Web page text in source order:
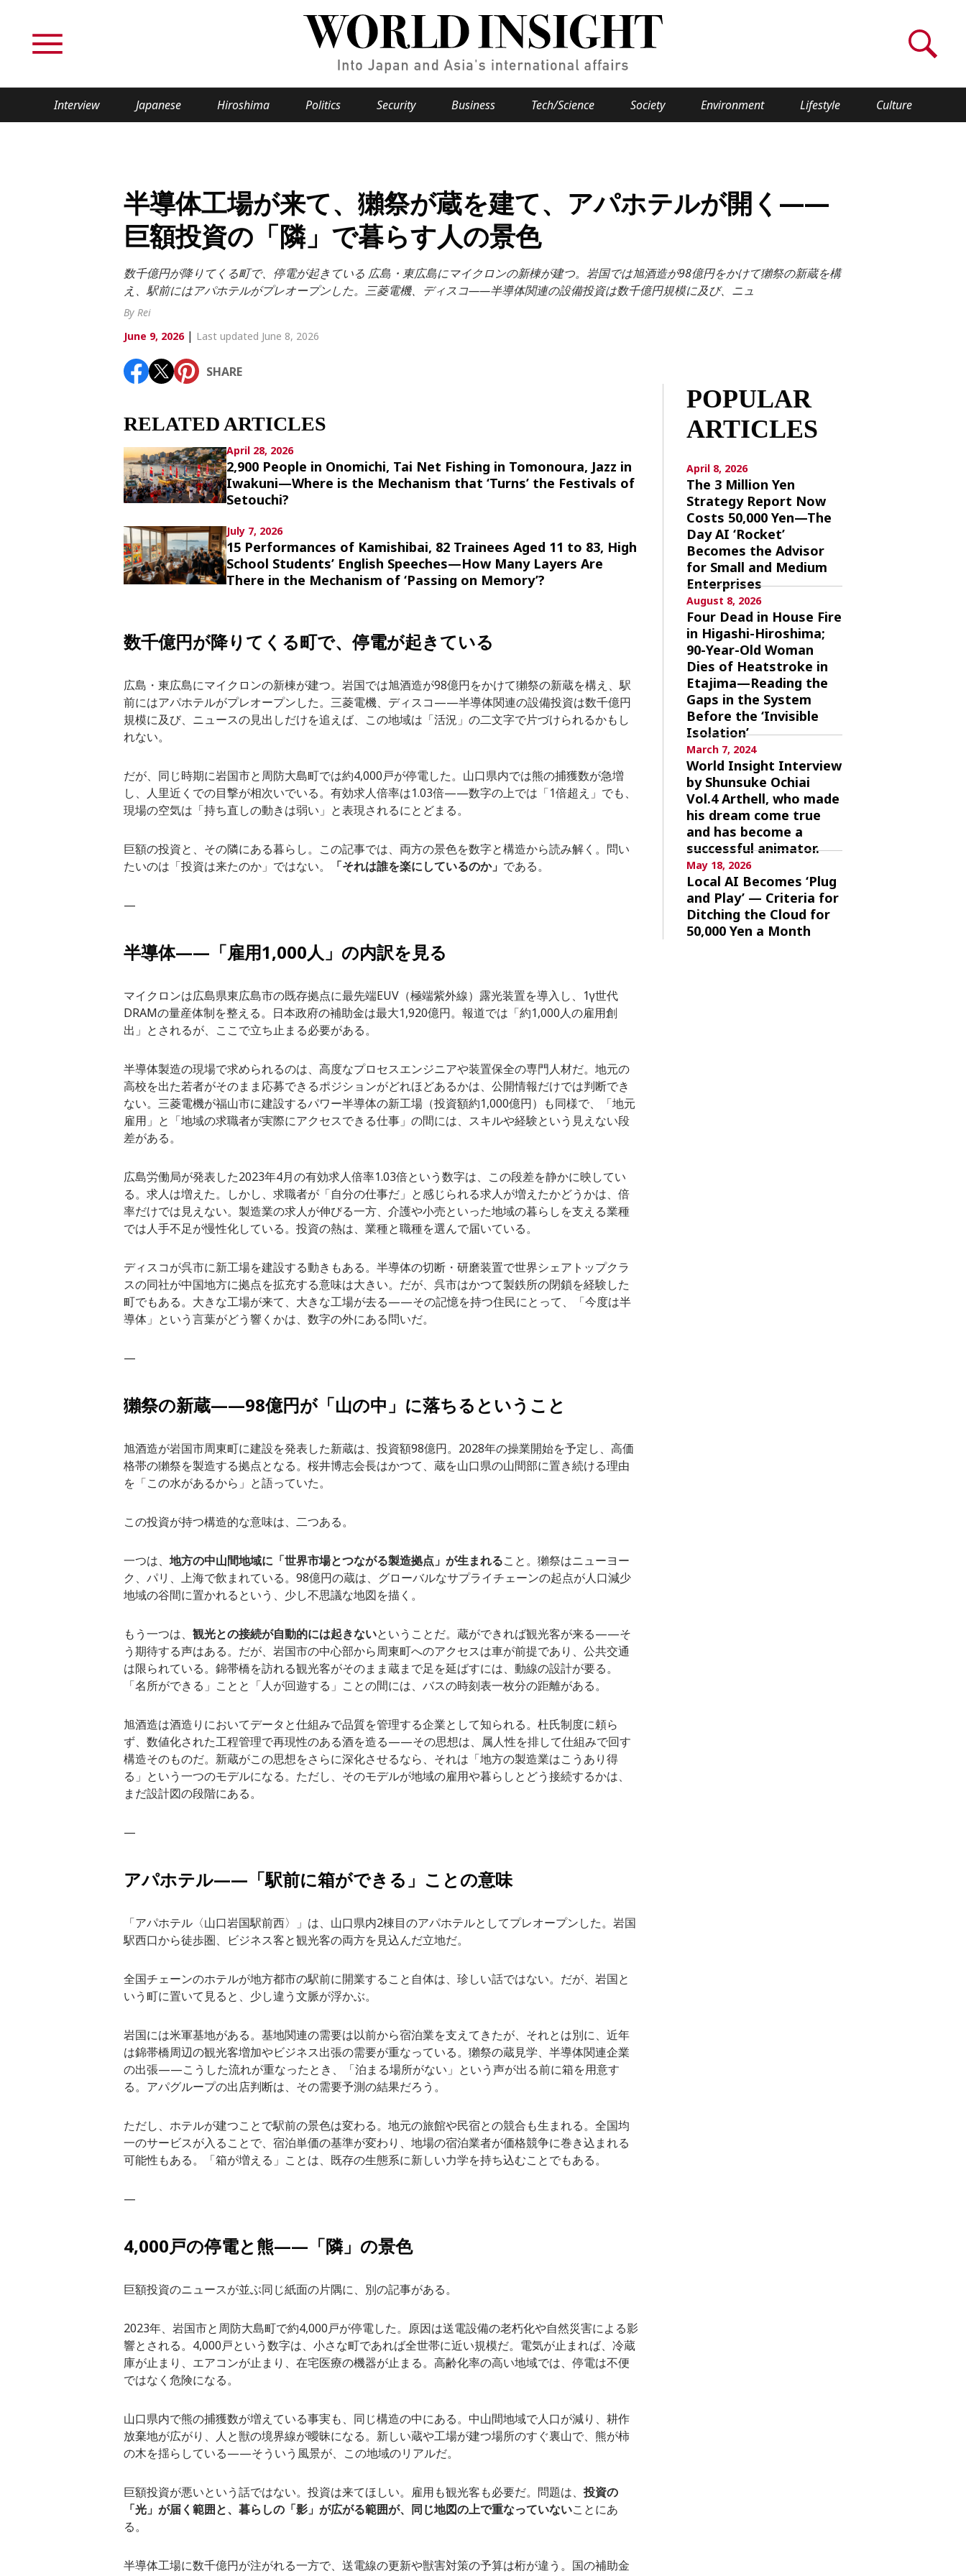
Interview Japanese Hiroshima Politics Security Business Tech/Science Society Environment Lifestyle Culture
Interview Japanese
Hiroshima
Politics
Security
Business
Tech/Science
Society
Environment
Lifestyle
Culture
Article List
About Us
Privacy Policy
Contact Us
SHARE
半導体工場が来て、獺祭が蔵を建て、アパホテルが開く——
巨額投資の「隣」で暮らす人の景色
数千億円が降りてくる町で、停電が起きている 広島・東広島にマイクロンの新棟が建つ。岩国では旭酒造が98億円をかけて獺祭の新蔵を構
え、駅前にはアパホテルがプレオープンした。三菱電機、ディスコ——半導体関連の設備投資は数千億円規模に及び、ニュ
By Rei
June 9, 2026| Last updated June 8, 2026
SHARE
RELATED ARTICLES
April 28, 2026
2,900 People in Onomichi, Tai Net Fishing in Tomonoura, Jazz in
Iwakuni—Where is the Mechanism that ‘Turns’ the Festivals of
Setouchi?
July 7, 2026
15 Performances of Kamishibai, 82 Trainees Aged 11 to 83, High
School Students’ English Speeches—How Many Layers Are
There in the Mechanism of ‘Passing on Memory’?
数千億円が降りてくる町で、停電が起きている
広島・東広島にマイクロンの新棟が建つ。岩国では旭酒造が98億円をかけて獺祭の新蔵を構え、駅
前にはアパホテルがプレオープンした。三菱電機、ディスコ——半導体関連の設備投資は数千億円
規模に及び、ニュースの見出しだけを追えば、この地域は「活況」の二文字で片づけられるかもし
れない。
だが、同じ時期に岩国市と周防大島町では約4,000戸が停電した。山口県内では熊の捕獲数が急増
し、人里近くでの目撃が相次いでいる。有効求人倍率は1.03倍——数字の上では「1倍超え」でも、
現場の空気は「持ち直しの動きは弱い」と表現されるにとどまる。
巨額の投資と、その隣にある暮らし。この記事では、両方の景色を数字と構造から読み解く。問い
たいのは「投資は来たのか」ではない。
「それは誰を楽にしているのか」 である。
—
半導体——「雇用1,000人」の内訳を見る
マイクロンは広島県東広島市の既存拠点に最先端EUV（極端紫外線）露光装置を導入し、1γ世代
DRAMの量産体制を整える。日本政府の補助金は最大1,920億円。報道では「約1,000人の雇用創
出」とされるが、ここで立ち止まる必要がある。
半導体製造の現場で求められるのは、高度なプロセスエンジニアや装置保全の専門人材だ。地元の
高校を出た若者がそのまま応募できるポジションがどれほどあるかは、公開情報だけでは判断でき
ない。三菱電機が福山市に建設するパワー半導体の新工場（投資額約1,000億円）も同様で、「地元
雇用」と「地域の求職者が実際にアクセスできる仕事」の間には、スキルや経験という見えない段
差がある。
広島労働局が発表した2023年4月の有効求人倍率1.03倍という数字は、この段差を静かに映してい
る。求人は増えた。しかし、求職者が「自分の仕事だ」と感じられる求人が増えたかどうかは、倍
率だけでは見えない。製造業の求人が伸びる一方、介護や小売といった地域の暮らしを支える業種
では人手不足が慢性化している。投資の熱は、業種と職種を選んで届いている。
ディスコが呉市に新工場を建設する動きもある。半導体の切断・研磨装置で世界シェアトップクラ
スの同社が中国地方に拠点を拡充する意味は大きい。だが、呉市はかつて製鉄所の閉鎖を経験した
町でもある。大きな工場が来て、大きな工場が去る——その記憶を持つ住民にとって、「今度は半
導体」という言葉がどう響くかは、数字の外にある問いだ。
—
獺祭の新蔵——98億円が「山の中」に落ちるということ
旭酒造が岩国市周東町に建設を発表した新蔵は、投資額98億円。2028年の操業開始を予定し、高価
格帯の獺祭を製造する拠点となる。桜井博志会長はかつて、蔵を山口県の山間部に置き続ける理由
を「この水があるから」と語っていた。
この投資が持つ構造的な意味は、二つある。
一つは、 地方の中山間地域に「世界市場とつながる製造拠点」が生まれること。獺祭はニューヨー
ク、パリ、上海で飲まれている。98億円の蔵は、グローバルなサプライチェーンの起点が人口減少
地域の谷間に置かれるという、少し不思議な地図を描く。
もう一つは、 観光との接続が自動的には起きないということだ。蔵ができれば観光客が来る——そ
う期待する声はある。だが、岩国市の中心部から周東町へのアクセスは車が前提であり、公共交通
は限られている。錦帯橋を訪れる観光客がそのまま蔵まで足を延ばすには、動線の設計が要る。
「名所ができる」ことと「人が回遊する」ことの間には、バスの時刻表一枚分の距離がある。
旭酒造は酒造りにおいてデータと仕組みで品質を管理する企業として知られる。杜氏制度に頼ら
ず、数値化された工程管理で再現性のある酒を造る——その思想は、属人性を排して仕組みで回す
構造そのものだ。新蔵がこの思想をさらに深化させるなら、それは「地方の製造業はこうあり得
る」という一つのモデルになる。ただし、そのモデルが地域の雇用や暮らしとどう接続するかは、
まだ設計図の段階にある。
—
アパホテル——「駅前に箱ができる」ことの意味
「アパホテル〈山口岩国駅前西〉」は、山口県内2棟目のアパホテルとしてプレオープンした。岩国
駅西口から徒歩圏、ビジネス客と観光客の両方を見込んだ立地だ。
全国チェーンのホテルが地方都市の駅前に開業すること自体は、珍しい話ではない。だが、岩国と
いう町に置いて見ると、少し違う文脈が浮かぶ。
岩国には米軍基地がある。基地関連の需要は以前から宿泊業を支えてきたが、それとは別に、近年
は錦帯橋周辺の観光客増加やビジネス出張の需要が重なっている。獺祭の蔵見学、半導体関連企業
の出張——こうした流れが重なったとき、「泊まる場所がない」という声が出る前に箱を用意す
る。アパグループの出店判断は、その需要予測の結果だろう。
ただし、ホテルが建つことで駅前の景色は変わる。地元の旅館や民宿との競合も生まれる。全国均
一のサービスが入ることで、宿泊単価の基準が変わり、地場の宿泊業者が価格競争に巻き込まれる
可能性もある。「箱が増える」ことは、既存の生態系に新しい力学を持ち込むことでもある。
—
4,000戸の停電と熊——「隣」の景色
巨額投資のニュースが並ぶ同じ紙面の片隅に、別の記事がある。
2023年、岩国市と周防大島町で約4,000戸が停電した。原因は送電設備の老朽化や自然災害による影
響とされる。4,000戸という数字は、小さな町であれば全世帯に近い規模だ。電気が止まれば、冷蔵
庫が止まり、エアコンが止まり、在宅医療の機器が止まる。高齢化率の高い地域では、停電は不便
ではなく危険になる。
山口県内で熊の捕獲数が増えている事実も、同じ構造の中にある。中山間地域で人口が減り、耕作
放棄地が広がり、人と獣の境界線が曖昧になる。新しい蔵や工場が建つ場所のすぐ裏山で、熊が柿
の木を揺らしている——そういう風景が、この地域のリアルだ。
巨額投資が悪いという話ではない。投資は来てほしい。雇用も観光客も必要だ。問題は、 投資の
「光」が届く範囲と、暮らしの「影」が広がる範囲が、同じ地図の上で重なっていないことにあ
る。
半導体工場に数千億円が注がれる一方で、送電線の更新や獣害対策の予算は桁が違う。国の補助金
POPULAR
ARTICLES
April 8, 2026
The 3 Million Yen
Strategy Report Now
Costs 50,000 Yen—The
Day AI ‘Rocket’
Becomes the Advisor
for Small and Medium
Enterprises
August 8, 2026
Four Dead in House Fire
in Higashi-Hiroshima;
90-Year-Old Woman
Dies of Heatstroke in
Etajima—Reading the
Gaps in the System
Before the ‘Invisible
Isolation’
March 7, 2024
World Insight Interview
by Shunsuke Ochiai
Vol.4 Arthell, who made
his dream come true
and has become a
successful animator.
May 18, 2026
Local AI Becomes ‘Plug
and Play’ — Criteria for
Ditching the Cloud for
50,000 Yen a Month
Fukushimajapan globalizationOHTANInootbaar hachimura